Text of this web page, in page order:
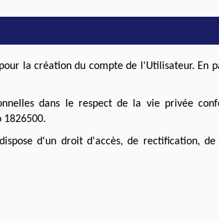
la création du compte de l'Utilisateur.
dans le respect de la vie privée
1826500.
d'un droit d'accès, de rectification, de